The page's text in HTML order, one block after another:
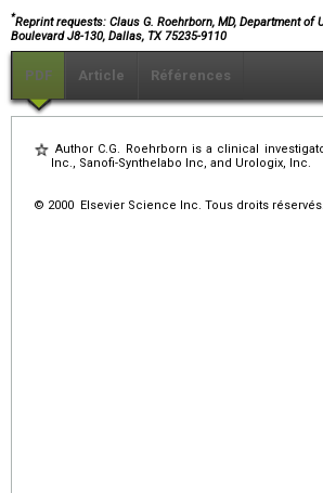
*Reprint requests: Claus G. Roehrborn, MD, Department
Boulevard J8-130, Dallas, TX 75235-9110
PDF Article Références
Author C.G. Roehrborn is a clinical
Inc., Sanofi-Synthelabo Inc, and Urologix, Inc.
© 2000 Elsevier Science Inc. Tous droits réservés.